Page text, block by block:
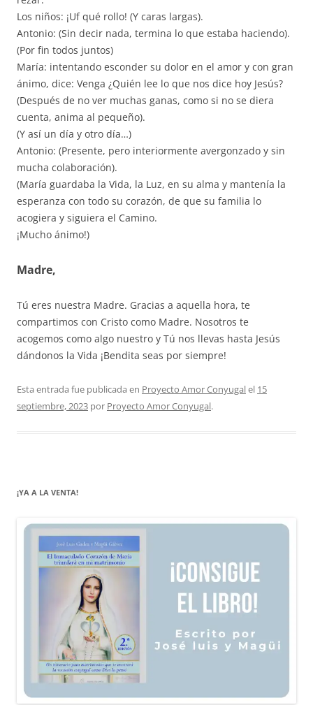
Los niños: ¡Uf qué rollo! (Y caras largas).
Antonio: (Sin decir nada, termina lo que estaba haciendo).
(Por fin todos juntos)
María: intentando esconder su dolor en el amor y con gran
ánimo, dice: Venga ¿Quién lee lo que nos dice hoy Jesús?
(Después de no ver muchas ganas, como si no se diera
cuenta, anima al pequeño).
(Y así un día y otro día…)
Antonio: (Presente, pero interiormente avergonzado y sin
mucha colaboración).
(María guardaba la Vida, la Luz, en su alma y mantenía la
esperanza con todo su corazón, de que su familia lo
acogiera y siguiera el Camino.
¡Mucho ánimo!)
Madre,
Tú eres nuestra Madre. Gracias a aquella hora, te
compartimos con Cristo como Madre. Nosotros te
acogemos como algo nuestro y Tú nos llevas hasta Jesús
dándonos la Vida ¡Bendita seas por siempre!
Esta entrada fue publicada en Proyecto Amor Conyugalel 15
septiembre, 2023 por Proyecto Amor Conyugal.
¡YA A LA VENTA!